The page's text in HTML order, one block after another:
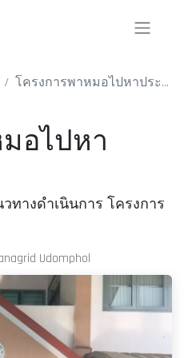
โครงการพาหมอไปหาประชาชน
อไปหา
ทางดำเนินการ โครงการ
Udomphol